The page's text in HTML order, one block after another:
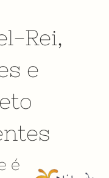
Rei,
e
é